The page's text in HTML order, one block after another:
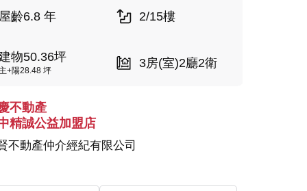
齡6.8 年 2/15樓
物50.36坪
+陽28.48 坪
3房(室)2廳2衛
不動產
精誠公益加盟店
不動產仲介經紀有限公司